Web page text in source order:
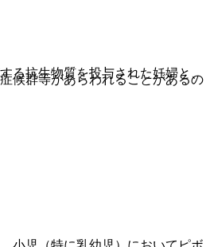
る抗生物質を投与された妊婦と、
候群等があらわれることがあるの